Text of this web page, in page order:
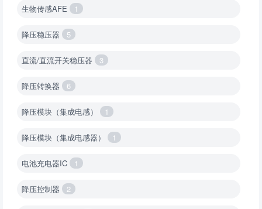
生物传感AFE 1
降压稳压器 5
直流/直流开关稳压器 3
降压转换器 6
降压模块（集成电感） 1
降压模块（集成电感器） 1
电池充电器IC 1
降压控制器 2